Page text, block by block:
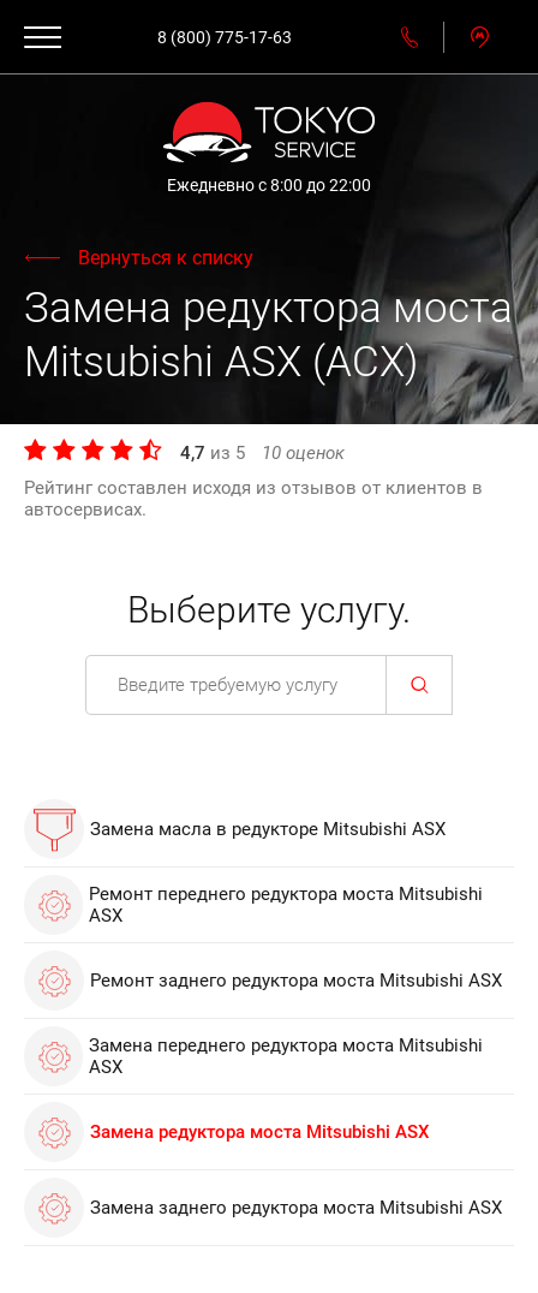
8 (800) 775-17-63
Ежедневно с 8:00 до 22:00
Вернуться к списку
Замена редуктора моста
Mitsubishi ASX (АСХ)
4,7 из 5 10 оценок
Рейтинг составлен исходя из отзывов от клиентов в
автосервисах.
Выберите услугу.
Замена масла в редукторе Mitsubishi ASX
Ремонт переднего редуктора моста Mitsubishi
ASX
Ремонт заднего редуктора моста Mitsubishi ASX
Замена переднего редуктора моста Mitsubishi
ASX
Замена редуктора моста Mitsubishi ASX
Замена заднего редуктора моста Mitsubishi ASX